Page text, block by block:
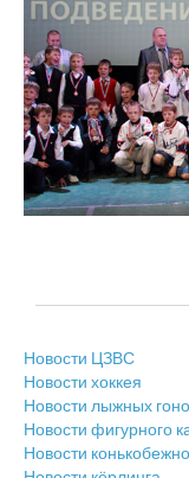
Новости ЦЗВС
Новости хоккея
Новости лыжных
Новости фигурного
Новости